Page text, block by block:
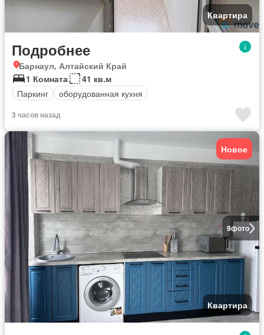
Квартира
Подробнее
Барнаул, Алтайский Край
1 Комната
41 кв.м
Паркинг
оборудованная кухня
3 часов назад
9фото
Новое
Квартира